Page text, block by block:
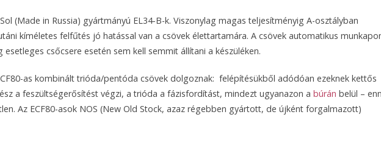
(Made in Russia) gyártmányú EL34-B-k. Viszonylag magas teljesítményig A-osztályban
kíméletes felfűtés jó hatással van a csövek élettartamára. A csövek automatikus
csőcsere esetén sem kell semmit állítani a készüléken.
as kombinált trióda/pentóda csövek dolgoznak: felépítésükből adódóan ezeknek kettős
a feszültségerősítést végzi, a trióda a fázisfordítást, mindezt ugyanazon a búrán belül –
Az ECF80-asok NOS (New Old Stock, azaz régebben gyártott, de újként forgalmazott)